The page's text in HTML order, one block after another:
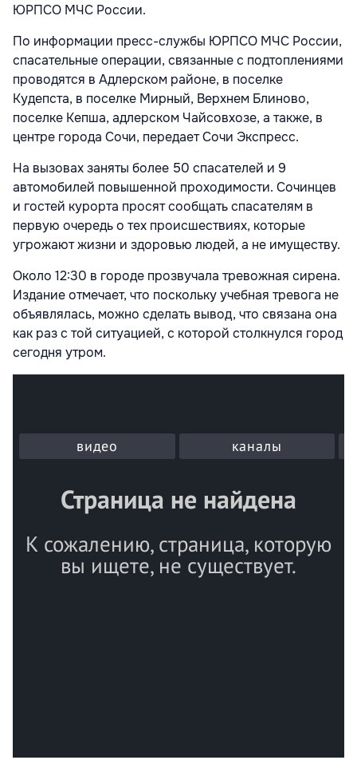
ЮРПСО МЧС России.
По информации пресс-службы ЮРПСО МЧС России,
спасательные операции, связанные с подтоплениями
проводятся в Адлерском районе, в поселке
Кудепста, в поселке Мирный, Верхнем Блиново,
поселке Кепша, адлерском Чайсовхозе, а также, в
центре города Сочи, передает Сочи Экспресс.
На вызовах заняты более 50 спасателей и 9
автомобилей повышенной проходимости. Сочинцев
и гостей курорта просят сообщать спасателям в
первую очередь о тех происшествиях, которые
угрожают жизни и здоровью людей, а не имуществу.
Около 12:30 в городе прозвучала тревожная сирена.
Издание отмечает, что поскольку учебная тревога не
объявлялась, можно сделать вывод, что связана она
как раз с той ситуацией, с которой столкнулся город
сегодня утром.